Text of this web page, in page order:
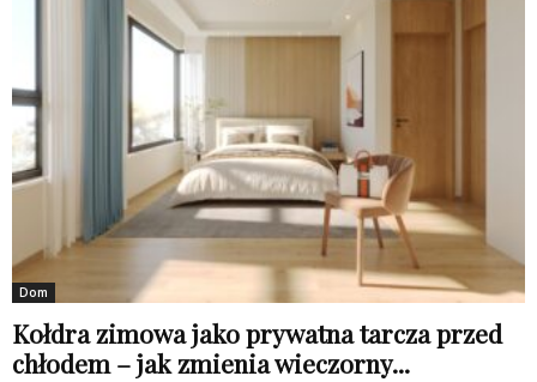
Dom
Kołdra zimowa jako prywatna tarcza przed
chłodem – jak zmienia wieczorny...